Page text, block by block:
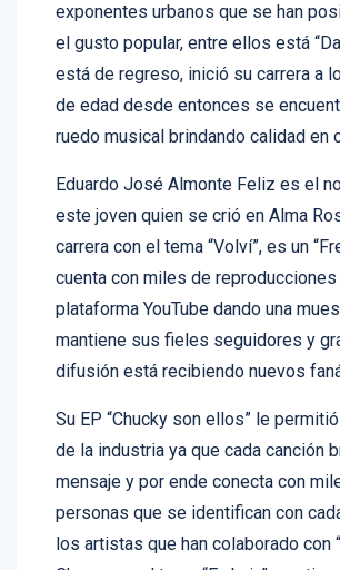
el gusto popular, entre ellos está
está de regreso, inició su carrera a
de edad desde entonces se
ruedo musical brindando calidad en
este joven quien se crió en Alma
carrera con el tema “Volví”, es un
cuenta con miles de reproducciones
plataforma YouTube dando una
mantiene sus fieles seguidores y
difusión está recibiendo nuevos
de la industria ya que cada canción
mensaje y por ende conecta con
personas que se identifican con cada
los artistas que han colaborado con
Chapa con el tema “En baja” que